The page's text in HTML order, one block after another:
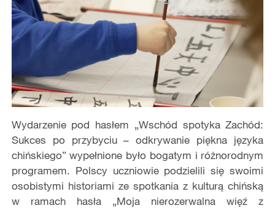
Wydarzenie pod hasłem „Wschód spotyka Zachód:
Sukces po przybyciu – odkrywanie piękna języka
chińskiego” wypełnione było bogatym i różnorodnym
programem. Polscy uczniowie podzielili się swoimi
osobistymi historiami ze spotkania z kulturą chińską
w ramach hasła „Moja nierozerwalna więź z